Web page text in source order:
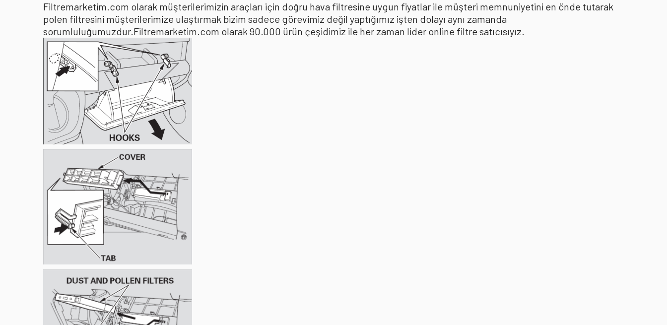
Filtremarketim.com olarak müşterilerimizin araçları için doğru hava filtresine uygun fiyatlar ile müşteri memnuniyetini en önde tutarak
polen filtresini müşterilerimize ulaştırmak bizim sadece görevimiz değil yaptığımız işten dolayı aynı zamanda
sorumluluğumuzdur.Filtremarketim.com olarak 90.000 ürün çeşidimiz ile her zaman lider online filtre satıcısıyız.